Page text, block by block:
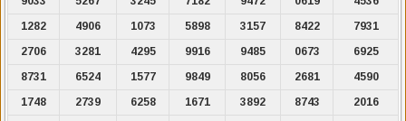
1282
4906 1073 5898 3157 8422
7931
2706
3281 4295 9916 9485 0673
6925
8731
6524 1577 9849 8056 2681
4590
1748
2739 6258 1671 3892 8743
2016